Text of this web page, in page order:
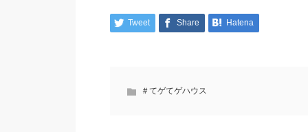
Tweet Share Hatena
＃てゲてゲハウス